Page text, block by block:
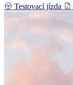
Testovací jízda